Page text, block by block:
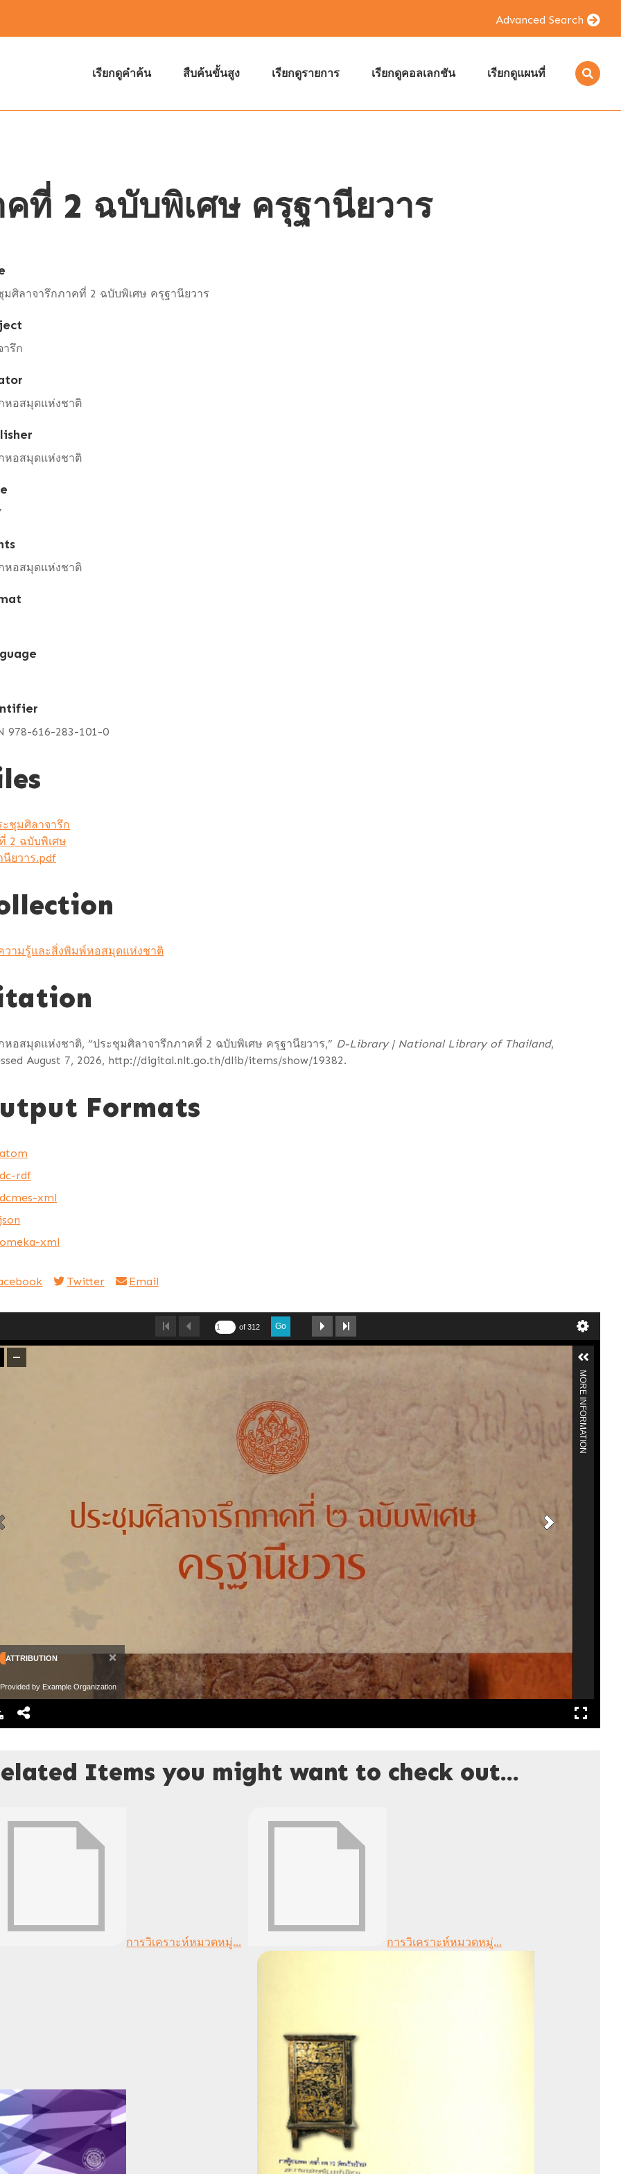
Advanced Search
เรียกดูคำค้น สืบค้นขั้นสูง เรียกดูรายการ เรียกดูคอลเลกชัน เรียกดูแผนที่
ที่ 2 ฉบับพิเศษ ครุฐานียวาร
มศิลาจารึกภาคที่ 2 ฉบับพิเศษ ครุฐานียวาร
ารึก
หอสมุดแห่งชาติ
หอสมุดแห่งชาติ
หอสมุดแห่งชาติ
978-616-283-101-0
ะชุมศิลาจารึก
2 ฉบับพิเศษ
นียวาร.pdf
วามรู้และสิ่งพิมพ์หอสมุดแห่งชาติ
หอสมุดแห่งชาติ, “ประชุมศิลาจารึกภาคที่ 2 ฉบับพิเศษ ครุฐานียวาร,” D-Library | National Library of Thailand,
August 7, 2026, http://digital.nlt.go.th/dlib/items/show/19382.
Formats
atom
dc-rdf
dcmes-xml
json
omeka-xml
Twitter Email
of 312 Go
ATTRIBUTION ×
Provided by Example Organization
MORE INFORMATION
Items you might want to check out...
การวิเคราะห์หมวดหมู่... การวิเคราะห์หมวดหมู่...